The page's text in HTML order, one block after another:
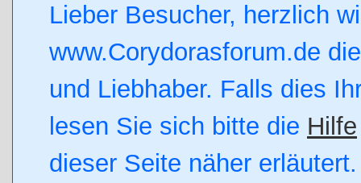
Lieber Besucher, herzlich
www.Corydorasforum.de
und Liebhaber. Falls dies
lesen Sie sich bitte die Hilfe
dieser Seite näher